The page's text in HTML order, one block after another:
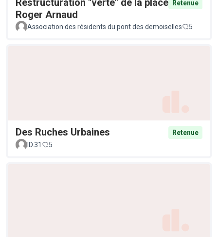
Restructuration "verte" de la place
Roger Arnaud
Retenue
Association des résidents du pont des demoiselles 5
Des Ruches Urbaines
Retenue
ID.31
5